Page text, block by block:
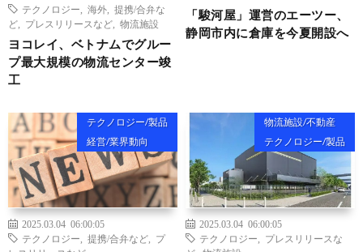
テクノロジー
海外
提携/合弁な
ど
プレスリリースなど 物流施設
ヨコレイ、ベトナムでグルー
プ最大規模の物流センター竣
工
「駿河屋」運営のエーツー、
静岡市内に倉庫を今夏開設へ
テクノロジー/製品
経営/業界動向
2025.03.04 06:00:05
テクノロジー
提携/合弁など
プ
物流施設/不動産
テクノロジー/製品
2025.03.04 06:00:05
テクノロジー
プレスリリースな